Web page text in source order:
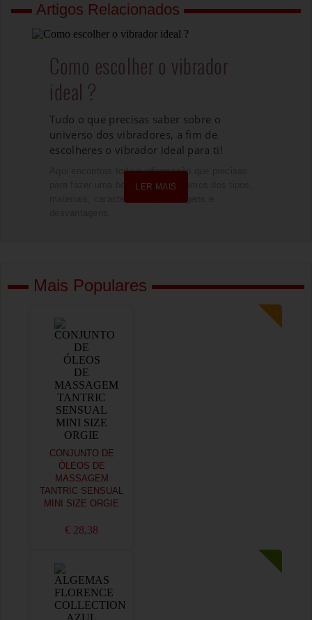
Artigos Relacionados
Como escolher o vibrador
ideal ?
Tudo o que precisas saber sobre o
universo dos vibradores, a fim de
escolheres o vibrador ideal para ti!
Aqui encontras toda a informação que precisas
para fazer uma boa escolha. Falamos dos tipos,
materiais, características, vantagens e
LER MAIS
Mais Populares
CONJUNTO DE
ÓLEOS DE
MASSAGEM
TANTRIC SENSUAL
MINI SIZE ORGIE
€ 28,38